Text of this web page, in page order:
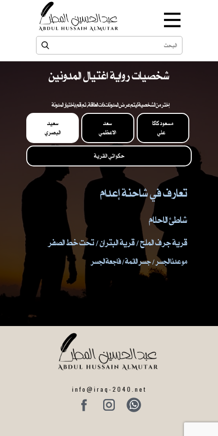
شخصيات رواية اغتيال المدونين
إختر من الشخصية ليتم عرض المدونات ذات العلاقة , ثم قم باختيار المدونة
سعيد
البصري
سعد
الاعظمي
مسعود كاكا
علي
حكواتي القرية
تعارف في شاحنة إعدام
شاطئ الاحلام
قرية جرف الملح / قرية البتران / تحت خط الصفر
موعدنا الجسر / جسر الائمة / فاجعة الجسر
info@iraq-2040.net